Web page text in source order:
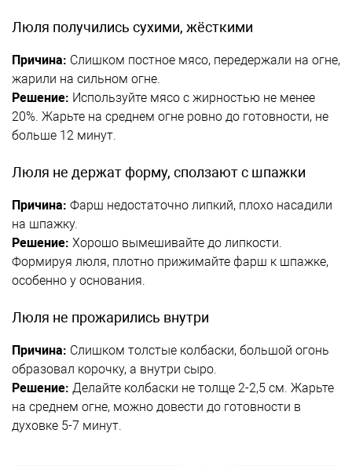
Люля получились сухими, жёсткими
Причина: Слишком постное мясо, передержали на огне,
жарили на сильном огне.
Решение: Используйте мясо с жирностью не менее
20%. Жарьте на среднем огне ровно до готовности, не
больше 12 минут.
Люля не держат форму, сползают с шпажки
Причина: Фарш недостаточно липкий, плохо насадили
на шпажку.
Решение: Хорошо вымешивайте до липкости.
Формируя люля, плотно прижимайте фарш к шпажке,
особенно у основания.
Люля не прожарились внутри
Причина: Слишком толстые колбаски, большой огонь
образовал корочку, а внутри сыро.
Решение: Делайте колбаски не толще 2-2,5 см. Жарьте
на среднем огне, можно довести до готовности в
духовке 5-7 минут.